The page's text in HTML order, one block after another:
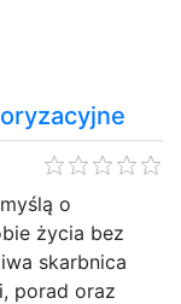
o
życia bez
skarbnica
porad oraz